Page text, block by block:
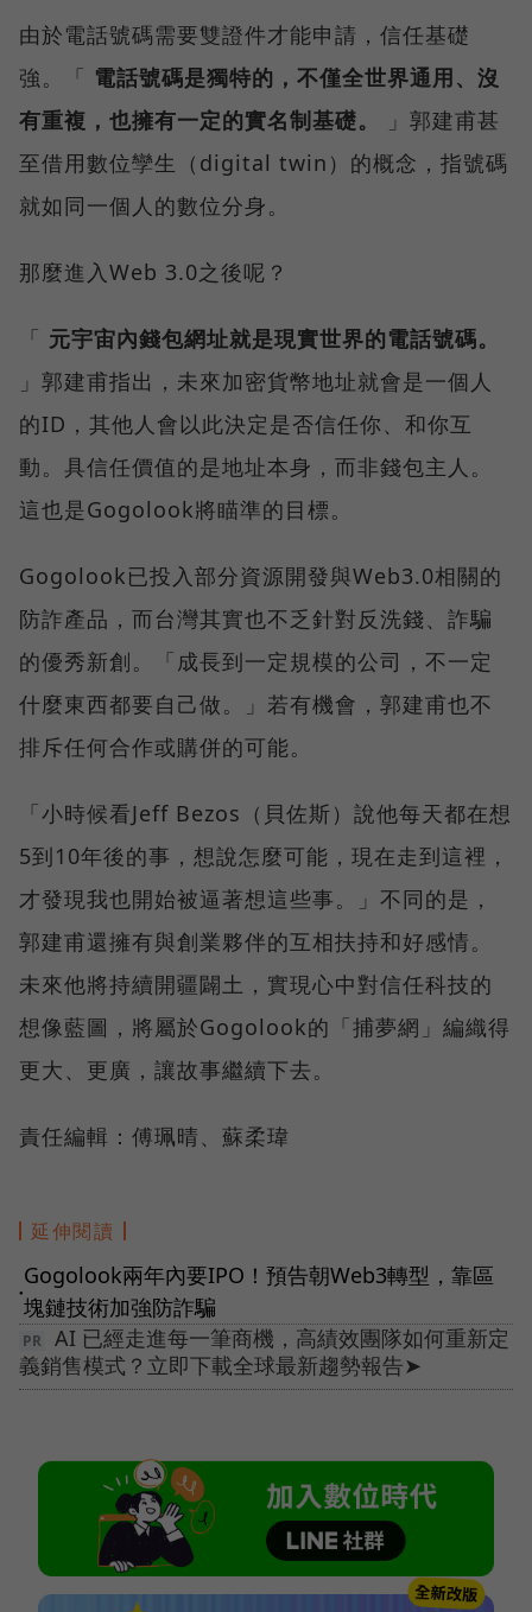
由於電話號碼需要雙證件才能申請，信任基礎
強。「 電話號碼是獨特的，不僅全世界通用、沒
有重複，也擁有一定的實名制基礎。
」郭建甫甚
至借用數位孿生（digital twin）的概念，指號碼
就如同一個人的數位分身。
那麼進入Web 3.0之後呢？
「 元宇宙內錢包網址就是現實世界的電話號碼。
」郭建甫指出，未來加密貨幣地址就會是一個人
的ID，其他人會以此決定是否信任你、和你互
動。具信任價值的是地址本身，而非錢包主人。
這也是Gogolook將瞄準的目標。
Gogolook已投入部分資源開發與Web3.0相關的
防詐產品，而台灣其實也不乏針對反洗錢、詐騙
的優秀新創。「成長到一定規模的公司，不一定
什麼東西都要自己做。」若有機會，郭建甫也不
排斥任何合作或購併的可能。
「小時候看Jeff Bezos（貝佐斯）說他每天都在想
5到10年後的事，想說怎麼可能，現在走到這裡，
才發現我也開始被逼著想這些事。」不同的是，
郭建甫還擁有與創業夥伴的互相扶持和好感情。
未來他將持續開疆闢土，實現心中對信任科技的
想像藍圖，將屬於Gogolook的「捕夢網」編織得
更大、更廣，讓故事繼續下去。
責任編輯：傅珮晴、蘇柔瑋
延伸閱讀
●
Gogolook兩年內要IPO！預告朝Web3轉型，靠區
塊鏈技術加強防詐騙
AI 已經走進每一筆商機，高績效團隊如何重新定
義銷售模式？立即下載全球最新趨勢報告➤